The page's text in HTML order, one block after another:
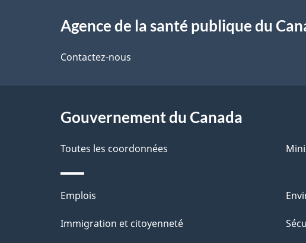
a
d
e
l
proposAgence de la santé publique du
Contactez-nous
Gouvernement du Canada
Toutes les coordonnées
Thèmes
et
Emplois
Immigration et citoyenneté